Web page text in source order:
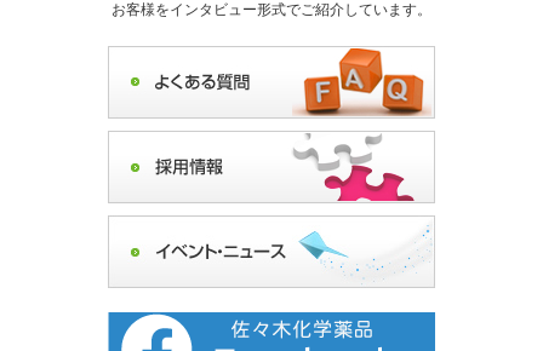
お客様をインタビュー形式でご紹介しています。